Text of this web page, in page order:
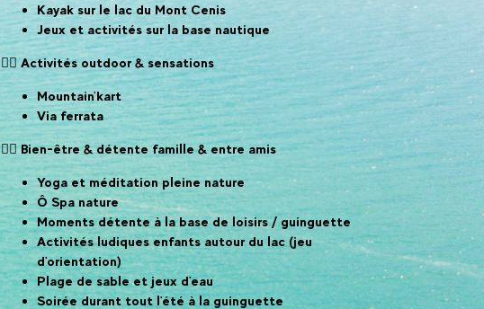
Kayak sur le lac du Mont Cenis
Jeux et activités sur la base nautique
🚵‍♂️ Activités outdoor & sensations
Mountain'kart
Via ferrata
🧘‍♀️ Bien-être & détente famille & entre amis
Yoga et méditation pleine nature
Ô Spa nature
Moments détente à la base de loisirs / guinguette
Activités ludiques enfants autour du lac (jeu
d'orientation)
Plage de sable et jeux d'eau
Soirée durant tout l'été à la guinguette